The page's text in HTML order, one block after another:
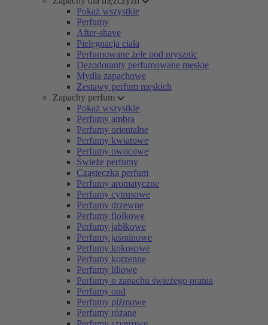
Pokaż wszystkie
Perfumy
After-shave
Pielęgnacja ciała
Perfumowane żele pod prysznic
Dezodoranty perfumowane męskie
Mydła zapachowe
Zestawy perfum męskich
Zapachy perfum
Pokaż wszystkie
Perfumy ambra
Perfumy orientalne
Perfumy kwiatowe
Perfumy owocowe
Świeże perfumy
Cząsteczka perfum
Perfumy aromatyczne
Perfumy cytrusowe
Perfumy drzewne
Perfumy fiołkowe
Perfumy jabłkowe
Perfumy jaśminowe
Perfumy kokosowe
Perfumy korzenne
Perfumy liliowe
Perfumy o zapachu świeżego prania
Perfumy oud
Perfumy piżmowe
Perfumy różane